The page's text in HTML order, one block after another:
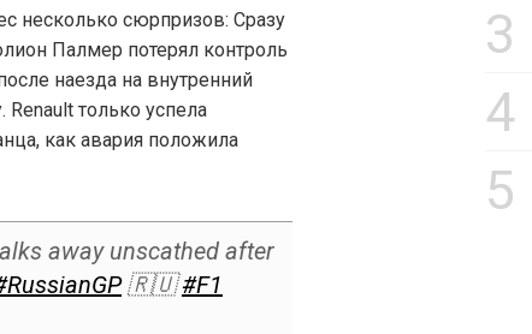
несколько сюрпризов: Сразу
Палмер потерял контроль
наезда на внутренний
только успела
как авария положила
away unscathed after
🇷🇺#F1
3
4
5